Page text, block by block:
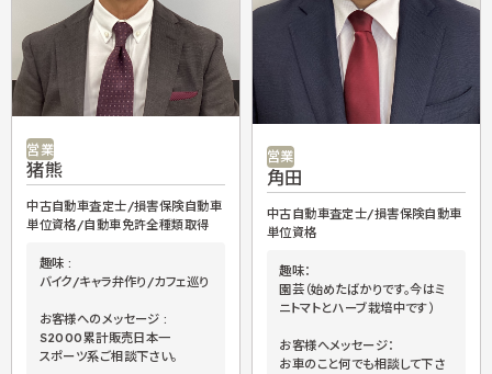
営業
猪熊
中古自動車査定士/損害保険自動車
単位資格/自動車免許全種類取得
趣味 :
バイク/キャラ弁作り/カフェ巡り
お客様へのメッセージ :
S2000累計販売日本一
スポーツ系ご相談下さい。
営業
角田
中古自動車査定士/損害保険自動車
単位資格
趣味：
園芸（始めたばかりです。今はミ
ニトマトとハーブ栽培中です）
お客様へメッセージ：
お車のこと何でも相談して下さ